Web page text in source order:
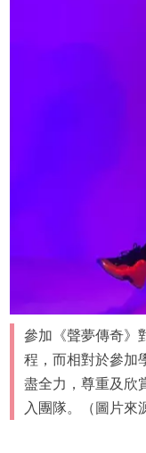
參加《聲夢傳奇》
程，而相對於參加
盡全力，尊重及欣
入團隊。（圖片來